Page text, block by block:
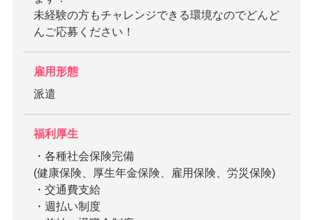
未経験の方もチャレンジできる環境なのでどんど
んご応募ください！
雇用形態
派遣
福利厚生
・各種社会保険完備
(健康保険、厚生年金保険、雇用保険、労災保険)
・交通費支給
・週払い制度